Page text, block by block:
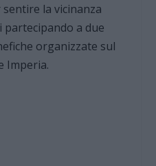
la vicinanza
a due
organizzate sul
Imperia.